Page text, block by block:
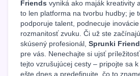
Friends vyniká ako maják kreativity
to len platforma na tvorbu hudby; je
podporuje talent, podnecuje
rozmanitosť zvuku. Či už ste
skúsený profesionál, Sprunki
pre vás. Nenechajte si ujsť
tejto vzrušujúcej cesty – pripojte sa k
ešte dnes a predefinujte, čo to